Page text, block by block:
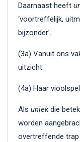
Daarnaast heeft
‘voortreffelijk,
bijzonder’.
(3a) Vanuit ons
uitzicht.
(4a) Haar
Als uniekdie
worden
overtreffende trap